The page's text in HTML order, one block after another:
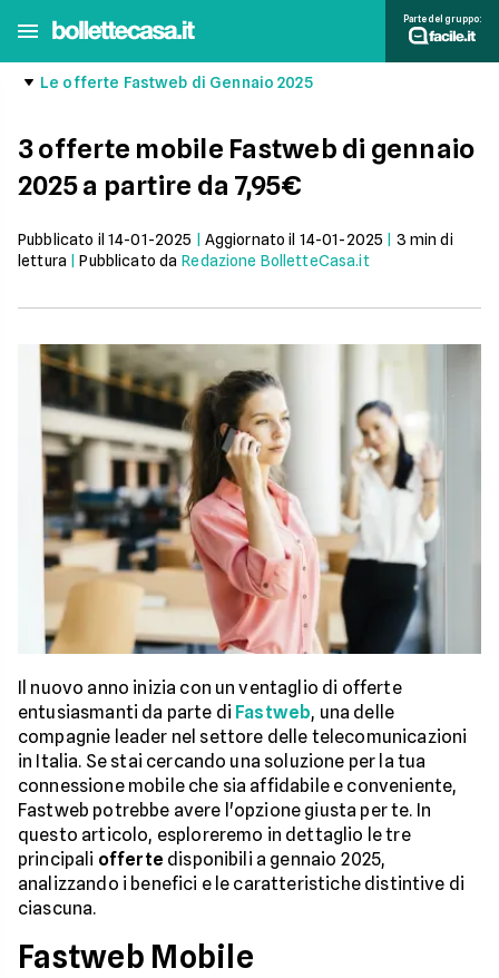
Parte del gruppo:
Le offerte Fastweb di Gennaio 2025
3 offerte mobile Fastweb di gennaio
2025 a partire da 7,95€
Pubblicato il 14-01-2025 Aggiornato il 14-01-2025 3 min di
lettura |Pubblicato da Redazione BolletteCasa.it
Il nuovo anno inizia con un ventaglio di offerte
entusiasmanti da parte di Fastweb, una delle
compagnie leader nel settore delle telecomunicazioni
in Italia. Se stai cercando una soluzione per la tua
connessione mobile che sia affidabile e conveniente,
Fastweb potrebbe avere l'opzione giusta per te. In
questo articolo, esploreremo in dettaglio le tre
principali offerte disponibili a gennaio 2025,
analizzando i benefici e le caratteristiche distintive di
ciascuna.
Fastweb Mobile